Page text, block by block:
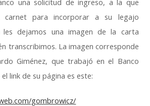
una solicitud de ingreso, a la que
para incorporar a su legajo
les dejamos una imagen de la carta
transcribimos. La imagen corresponde
Giménez, que trabajó en el Banco
link de su página es este:
gombrowicz/